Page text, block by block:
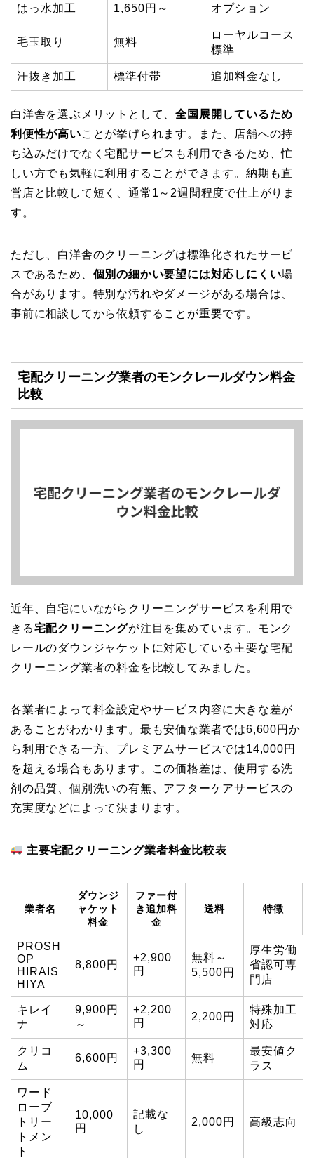
はっ水加工 1,650円～ オプション
毛玉取り 無料
ローヤルコース
標準
汗抜き加工 標準付帯 追加料金なし
白洋舎を選ぶメリットとして、全国展開しているため
利便性が高いことが挙げられます。また、店舗への持
ち込みだけでなく宅配サービスも利用できるため、忙
しい方でも気軽に利用することができます。納期も直
営店と比較して短く、通常1～2週間程度で仕上がりま
す。
ただし、白洋舎のクリーニングは標準化されたサービ
スであるため、 個別の細かい要望には対応しにくい場
合があります。特別な汚れやダメージがある場合は、
事前に相談してから依頼することが重要です。
宅配クリーニング業者のモンクレールダウン料金
比較
近年、自宅にいながらクリーニングサービスを利用で
きる宅配クリーニングが注目を集めています。モンク
レールのダウンジャケットに対応している主要な宅配
クリーニング業者の料金を比較してみました。
各業者によって料金設定やサービス内容に大きな差が
あることがわかります。最も安価な業者では6,600円か
ら利用できる一方、プレミアムサービスでは14,000円
を超える場合もあります。この価格差は、使用する洗
剤の品質、個別洗いの有無、アフターケアサービスの
充実度などによって決まります。
主要宅配クリーニング業者料金比較表
業者名
ダウンジ
ャケット
料金
ファー付
き追加料
金
送料 特徴
PROSH
OP
HIRAIS
HIYA
8,800円
+2,900
円
無料～
5,500円
厚生労働
省認可専
門店
キレイ
ナ
9,900円
～
+2,200
円
2,200円
特殊加工
対応
クリコ
ム
6,600円
+3,300
円
無料
最安値ク
ラス
ワード
ローブ
トリー
トメン
ト
10,000
円
記載な
し
2,000円 高級志向